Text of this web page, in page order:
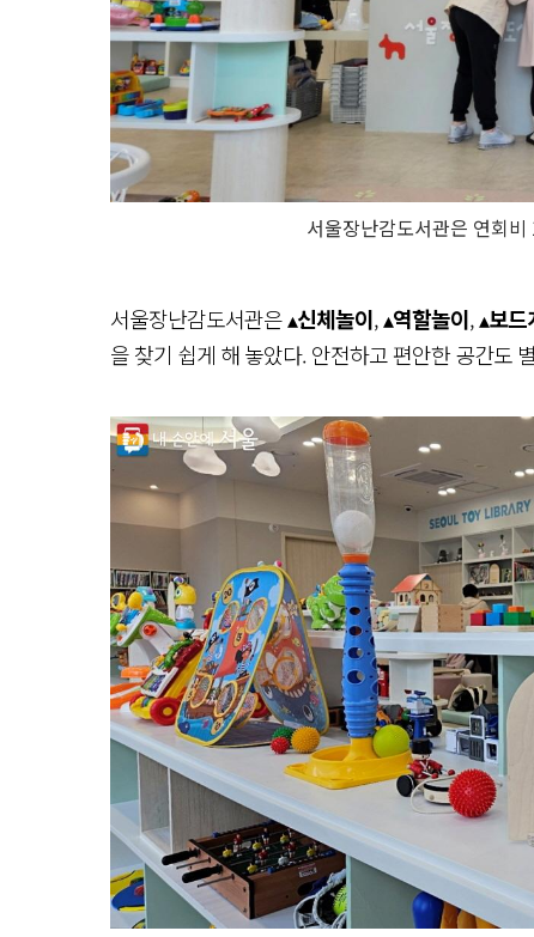
서울장난감도서관은 연회
서울장난감도서관은 ▴신체놀이, ▴역할놀이, ▴보드
을 찾기 쉽게 해 놓았다. 안전하고 편안한 공간도